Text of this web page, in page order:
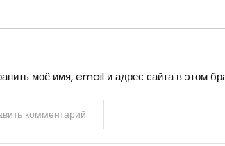
моё имя, email и адрес сайта в этом